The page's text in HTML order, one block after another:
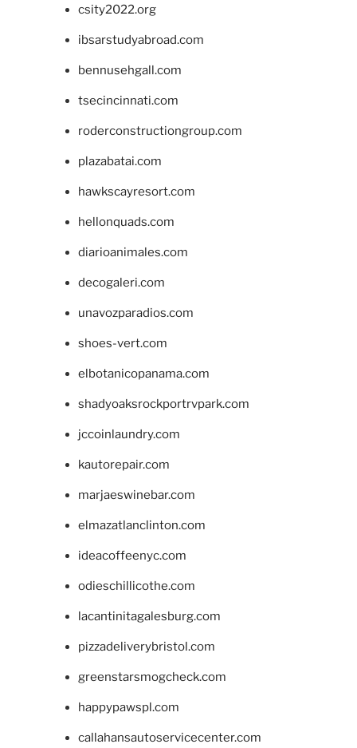
csity2022.org
ibsarstudyabroad.com
bennusehgall.com
tsecincinnati.com
roderconstructiongroup.com
plazabatai.com
hawkscayresort.com
hellonquads.com
diarioanimales.com
decogaleri.com
unavozparadios.com
shoes-vert.com
elbotanicopanama.com
shadyoaksrockportrvpark.com
jccoinlaundry.com
kautorepair.com
marjaeswinebar.com
elmazatlanclinton.com
ideacoffeenyc.com
odieschillicothe.com
lacantinitagalesburg.com
pizzadeliverybristol.com
greenstarsmogcheck.com
happypawspl.com
callahansautoservicecenter.com